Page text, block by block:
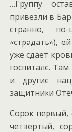
…Группу
привезли в
странно,
«страдать»),
уже сдает
госпитале.
и другие
защитники
Сорок первый,
четвертый,